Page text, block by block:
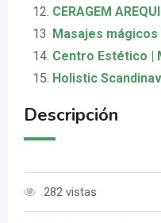
CERAGEM
Masajes
Centro Estético |
Holistic
Descripción
282 vistas